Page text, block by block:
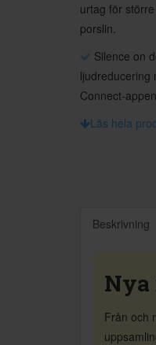
urtag för
porslin.
Silence on
ljudreducering
Connect-
Läs hela
Beskrivning
Nya
Från och